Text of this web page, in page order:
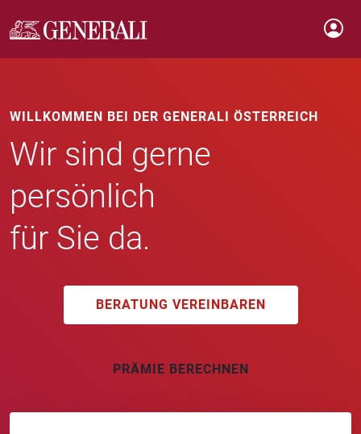
WILLKOMMEN BEI DER GENERALI ÖSTERREICH
Wir sind gerne
persönlich
für Sie da.
BERATUNG VEREINBAREN
PRÄMIE BERECHNEN